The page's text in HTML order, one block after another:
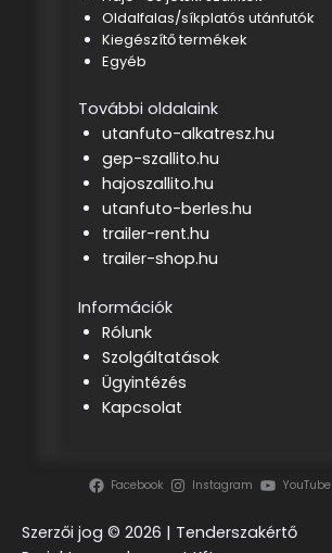
Oldalfalas/síkplatós utánfutók
Kiegészítő termékek
Egyéb
További oldalaink
utanfuto-alkatresz.hu
gep-szallito.hu
hajoszallito.hu
utanfuto-berles.hu
trailer-rent.hu
trailer-shop.hu
Információk
Rólunk
Szolgáltatások
Ügyintézés
Kapcsolat
Facebook Instagram YouTube
Szerzői jog © 2026 | Tenderszakértő